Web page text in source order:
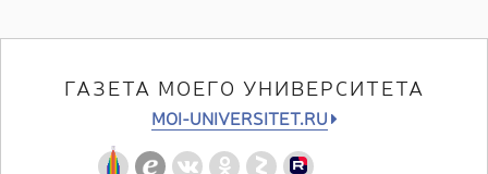
ГАЗЕТА МОЕГО УНИВЕРСИТЕТА
MOI-UNIVERSITET.RU